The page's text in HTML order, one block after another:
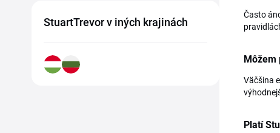
StuartTrevor v iných krajinách
Často
Môžem
Väčšina
Platí